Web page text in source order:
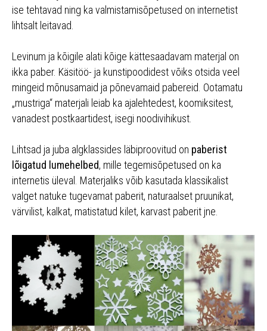
ise tehtavad ning ka valmistamisõpetused on internetist
lihtsalt leitavad.
Levinum ja kõigile alati kõige kättesaadavam materjal on
ikka paber. Käsitöö- ja kunstipoodidest võiks otsida veel
mingeid mõnusamaid ja põnevamaid pabereid. Ootamatu
„mustriga“ materjali leiab ka ajalehtedest, koomiksitest,
vanadest postkaartidest, isegi noodivihikust.
Lihtsad ja juba algklassides läbiproovitud on paberist
lõigatud lumehelbed, mille tegemisõpetused on ka
internetis üleval. Materjaliks võib kasutada klassikalist
valget natuke tugevamat paberit, naturaalset pruunikat,
värvilist, kalkat, matistatud kilet, karvast paberit jne.